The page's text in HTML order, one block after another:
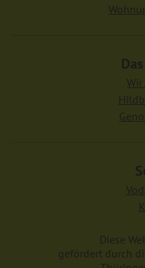
Diese
gefördert durch